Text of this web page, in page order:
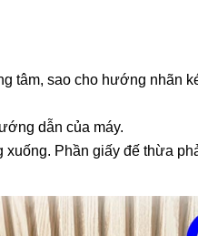
tâm, sao cho hướng nhãn
dẫn của máy.
xuống. Phần giấy đế thừa